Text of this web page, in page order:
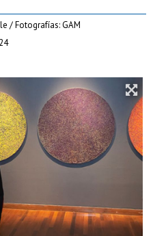
/ Fotografías: GAM